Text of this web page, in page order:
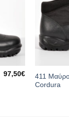
97,50€
411
Cordura